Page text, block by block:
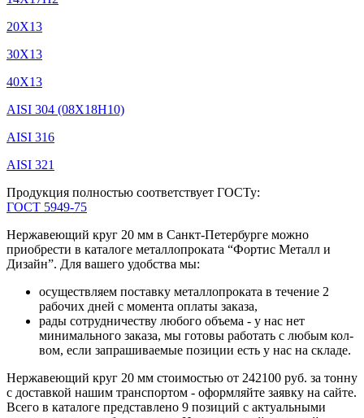
20Х13
30Х13
40Х13
AISI 304 (08Х18Н10)
AISI 316
AISI 321
Продукция полностью соответствует ГОСТу:
ГОСТ 5949-75
Нержавеющий круг 20 мм в Санкт-Петербурге можно
приобрести в каталоге металлопроката “Фортис Металл и
Дизайн”. Для вашего удобства мы:
осуществляем поставку металлопроката в течение 2
рабочих дней с момента оплаты заказа,
рады сотрудничеству любого объема - у нас нет
минимального заказа, мы готовы работать с любым кол-
вом, если запрашиваемые позиции есть у нас на складе.
Нержавеющий круг 20 мм стоимостью от 242100 руб. за тонну
с доставкой нашим транспортом - оформляйте заявку на сайте.
Всего в каталоге представлено 9 позиций с актуальными